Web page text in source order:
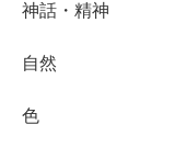
神話・精神
自然
色